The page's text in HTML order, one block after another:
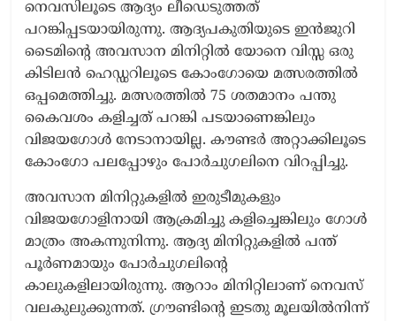
നെവസിലൂടെ ആദ്യം ലീഡെടുത്തത്
പറങ്കിപ്പടയായിരുന്നു. ആദ്യപകുതിയുടെ ഇൻജുറി
ടൈമിന്‍റെ അവസാന മിനിറ്റിൽ യോനെ വിസ്സ ഒരു
കിടിലൻ ഹെഡ്ഡറിലൂടെ കോംഗോയെ മത്സരത്തിൽ
ഒപ്പമെത്തിച്ചു. മത്സരത്തിൽ 75 ശതമാനം പന്തു
കൈവശം കളിച്ചത് പറങ്കി പടയാണെങ്കിലും
വിജയഗോൾ നേടാനായില്ല. കൗണ്ടർ അറ്റാക്കിലൂടെ
കോംഗോ പലപ്പോഴും പോർചുഗലിനെ വിറപ്പിച്ചു.
അവസാന മിനിറ്റുകളിൽ ഇരുടീമുകളും
വിജയഗോളിനായി ആക്രമിച്ചു കളിച്ചെങ്കിലും ഗോൾ
മാത്രം അകന്നുനിന്നു. ആദ്യ മിനിറ്റുകളിൽ പന്ത്
പൂർണമായും പോർചുഗലിന്‍റെ
കാലുകളിലായിരുന്നു. ആറാം മിനിറ്റിലാണ് നെവസ്
വലകുലുക്കുന്നത്. ഗ്രൗണ്ടിന്‍റെ ഇടതു മൂലയിൽനിന്ന്